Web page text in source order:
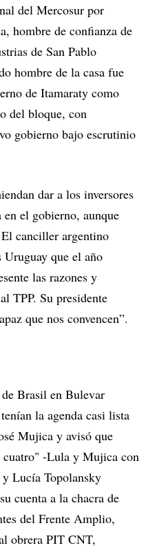
del Mercosur por
hombre de confianza de
de San Pablo
hombre de la casa fue
de Itamaraty como
del bloque, con
gobierno bajo escrutinio
dar a los inversores
en el gobierno, aunque
canciller argentino
Uruguay que el año
las razones y
TPP. Su presidente
que nos convencen”.
Brasil en Bulevar
la agenda casi lista
Mujica y avisó que
cuatro" -Lula y Mujica con
y Lucía Topolansky
cuenta a la chacra de
del Frente Amplio,
obrera PIT CNT,